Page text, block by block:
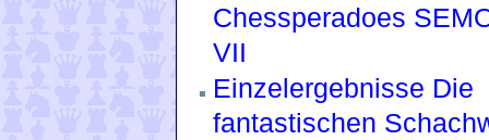
Chessperadoes
VII
Einzelergebnisse Die
fantastischen